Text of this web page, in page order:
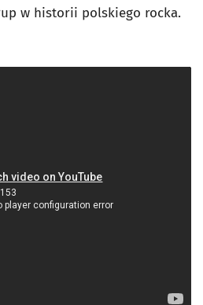
w historii polskiego rocka.